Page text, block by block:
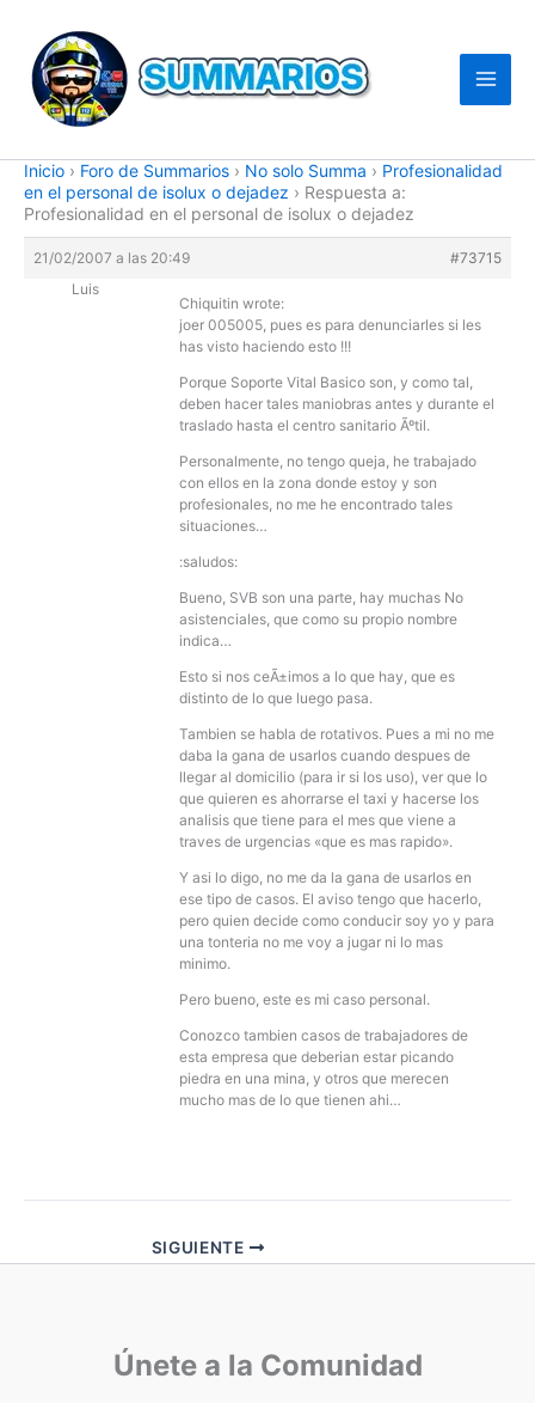
contenido
Inicio › Foro de Summarios › No solo Summa › Profesionalidad
en el personal de isolux o dejadez › Respuesta a:
Profesionalidad en el personal de isolux o dejadez
21/02/2007 a las 20:49
#73715
Luis
Chiquitin wrote:
joer 005005, pues es para denunciarles si les
has visto haciendo esto !!!
Porque Soporte Vital Basico son, y como tal,
deben hacer tales maniobras antes y durante el
traslado hasta el centro sanitario Ãºtil.
Personalmente, no tengo queja, he trabajado
con ellos en la zona donde estoy y son
profesionales, no me he encontrado tales
situaciones…
:saludos:
Bueno, SVB son una parte, hay muchas No
asistenciales, que como su propio nombre
indica…
Esto si nos ceÃ±imos a lo que hay, que es
distinto de lo que luego pasa.
Tambien se habla de rotativos. Pues a mi no me
daba la gana de usarlos cuando despues de
llegar al domicilio (para ir si los uso), ver que lo
que quieren es ahorrarse el taxi y hacerse los
analisis que tiene para el mes que viene a
traves de urgencias «que es mas rapido».
Y asi lo digo, no me da la gana de usarlos en
ese tipo de casos. El aviso tengo que hacerlo,
pero quien decide como conducir soy yo y para
una tonteria no me voy a jugar ni lo mas
minimo.
Pero bueno, este es mi caso personal.
Conozco tambien casos de trabajadores de
esta empresa que deberian estar picando
piedra en una mina, y otros que merecen
mucho mas de lo que tienen ahi…
SIGUIENTE
Únete a la Comunidad